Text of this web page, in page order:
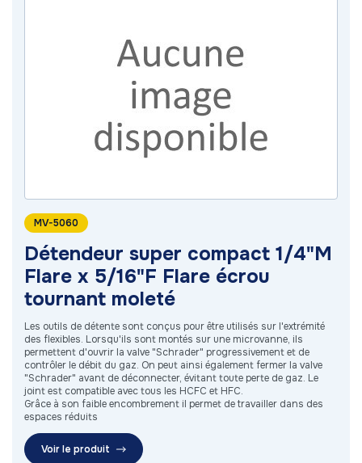
MV-5060
Détendeur super compact 1/4"M
Flare x 5/16"F Flare écrou
tournant moleté
Les outils de détente sont conçus pour être utilisés sur l'extrémité
des flexibles. Lorsqu'ils sont montés sur une microvanne, ils
permettent d'ouvrir la valve "Schrader" progressivement et de
contrôler le débit du gaz. On peut ainsi également fermer la valve
"Schrader" avant de déconnecter, évitant toute perte de gaz. Le
joint est compatible avec tous les HCFC et HFC.
Grâce à son faible encombrement il permet de travailler dans des
espaces réduits
Voir le produit